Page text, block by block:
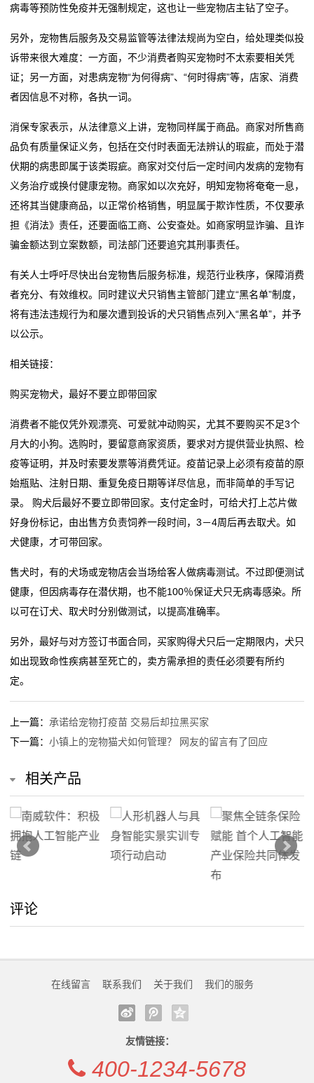
病毒等预防性免疫并无强制规定，这也让一些宠物店主钻了空子。
另外，宠物售后服务及交易监管等法律法规尚为空白，给处理类似投
诉带来很大难度：一方面，不少消费者购买宠物时不太索要相关凭
证；另一方面，对患病宠物“为何得病”、“何时得病”等，店家、消费
者因信息不对称，各执一词。
消保专家表示，从法律意义上讲，宠物同样属于商品。商家对所售商
品负有质量保证义务，包括在交付时表面无法辨认的瑕疵，而处于潜
伏期的病患即属于该类瑕疵。商家对交付后一定时间内发病的宠物有
义务治疗或换付健康宠物。商家如以次充好，明知宠物将奄奄一息，
还将其当健康商品，以正常价格销售，明显属于欺诈性质，不仅要承
担《消法》责任，还要面临工商、公安查处。如商家明显诈骗、且诈
骗金额达到立案数额，司法部门还要追究其刑事责任。
有关人士呼吁尽快出台宠物售后服务标准，规范行业秩序，保障消费
者充分、有效维权。同时建议犬只销售主管部门建立“黑名单”制度，
将有违法违规行为和屡次遭到投诉的犬只销售点列入“黑名单”，并予
以公示。
相关链接：
购买宠物犬，最好不要立即带回家
消费者不能仅凭外观漂亮、可爱就冲动购买，尤其不要购买不足3个
月大的小狗。选购时，要留意商家资质，要求对方提供营业执照、检
疫等证明，并及时索要发票等消费凭证。疫苗记录上必须有疫苗的原
始瓶贴、注射日期、重复免疫日期等详尽信息，而非简单的手写记
录。 购犬后最好不要立即带回家。支付定金时，可给犬打上芯片做
好身份标记，由出售方负责饲养一段时间，3－4周后再去取犬。如
犬健康，才可带回家。
售犬时，有的犬场或宠物店会当场给客人做病毒测试。不过即便测试
健康，但因病毒存在潜伏期，也不能100％保证犬只无病毒感染。所
以可在订犬、取犬时分别做测试，以提高准确率。
另外，最好与对方签订书面合同，买家购得犬只后一定期限内，犬只
如出现致命性疾病甚至死亡的，卖方需承担的责任必须要有所约
定。
上一篇： 承诺给宠物打疫苗 交易后却拉黑买家
下一篇： 小镇上的宠物猫犬如何管理？ 网友的留言有了回应
相关产品
评论
在线留言 联系我们 关于我们 我们的服务
友情链接：
400-1234-5678